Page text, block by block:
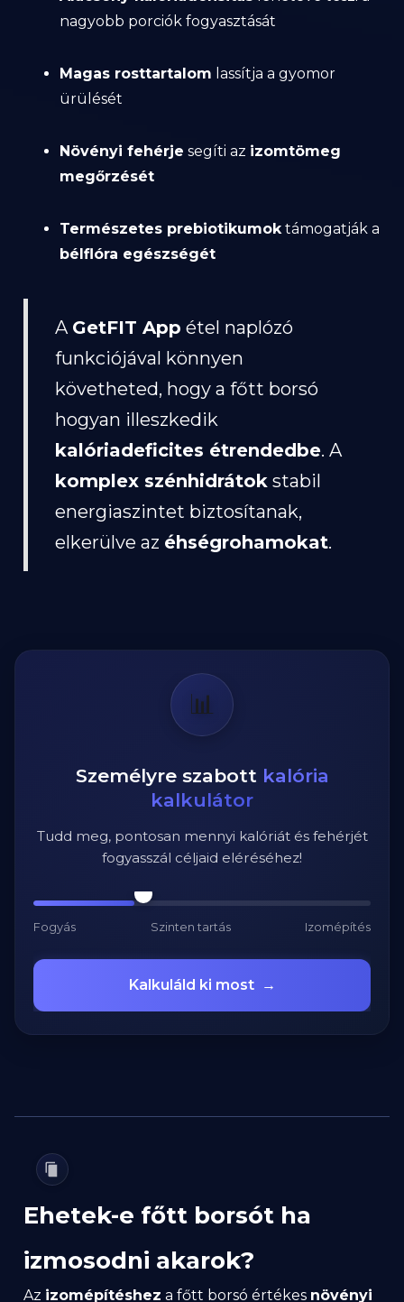
nagyobb porciók fogyasztását
Magas rosttartalom lassítja a gyomor
ürülését
Növényi fehérje segíti az izomtömeg
megőrzését
Természetes prebiotikumoktámogatják a
bélflóra egészségét
A GetFIT App étel naplózó
funkciójával könnyen
követheted, hogy a főtt borsó
hogyan illeszkedik
kalóriadeficites étrendedbe. A
komplex szénhidrátok stabil
energiaszintet biztosítanak,
elkerülve az éhségrohamokat.
📊
Személyre szabott kalória
kalkulátor
Tudd meg, pontosan mennyi kalóriát és fehérjét
fogyasszál céljaid eléréséhez!
Fogyás Szinten tartás Izomépítés
Kalkuláld ki most →
Ehetek-e főtt borsót ha
izmosodni akarok?
Az izomépítéshez a főtt borsó értékes növényi